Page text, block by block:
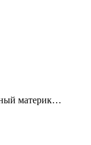
материк…